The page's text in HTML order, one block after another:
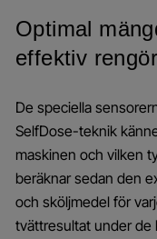
Optimal
effektiv
De speciella
SelfDose-teknik
maskinen och vilken
beräknar sedan den
och sköljmedel för
tvättresultat under de